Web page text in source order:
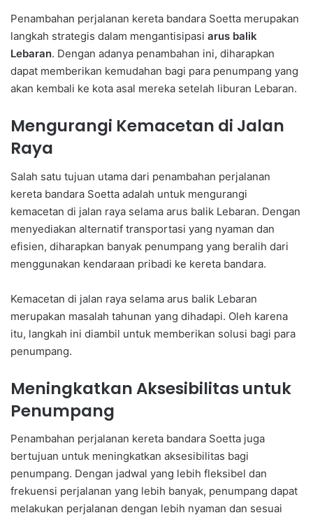
Penambahan perjalanan kereta bandara Soetta merupakan
langkah strategis dalam mengantisipasi arus balik
Lebaran. Dengan adanya penambahan ini, diharapkan
dapat memberikan kemudahan bagi para penumpang yang
akan kembali ke kota asal mereka setelah liburan Lebaran.
Mengurangi Kemacetan di Jalan
Raya
Salah satu tujuan utama dari penambahan perjalanan
kereta bandara Soetta adalah untuk mengurangi
kemacetan di jalan raya selama arus balik Lebaran. Dengan
menyediakan alternatif transportasi yang nyaman dan
efisien, diharapkan banyak penumpang yang beralih dari
menggunakan kendaraan pribadi ke kereta bandara.
Kemacetan di jalan raya selama arus balik Lebaran
merupakan masalah tahunan yang dihadapi. Oleh karena
itu, langkah ini diambil untuk memberikan solusi bagi para
penumpang.
Meningkatkan Aksesibilitas untuk
Penumpang
Penambahan perjalanan kereta bandara Soetta juga
bertujuan untuk meningkatkan aksesibilitas bagi
penumpang. Dengan jadwal yang lebih fleksibel dan
frekuensi perjalanan yang lebih banyak, penumpang dapat
melakukan perjalanan dengan lebih nyaman dan sesuai